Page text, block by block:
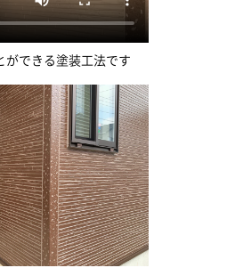
ができる塗装工法です